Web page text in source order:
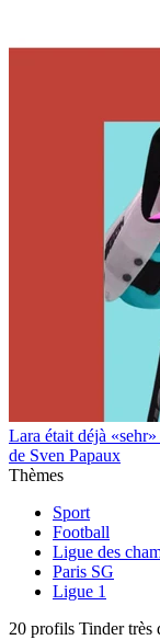
Lara était déjà
de Sven Papaux
Thèmes
Sport
Football
Ligue des
Paris SG
Ligue 1
20 profils Tinder très